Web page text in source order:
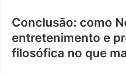
Conclusão: como
entretenimento e
filosófica no que